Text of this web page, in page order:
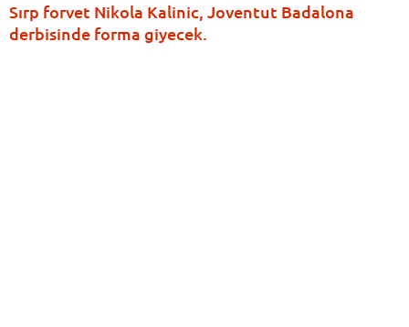
Sırp forvet Nikola Kalinic, Joventut Badalona
derbisinde forma giyecek.